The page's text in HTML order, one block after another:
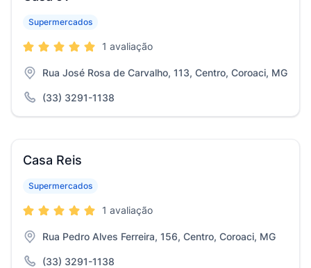
Supermercados
1 avaliação
Rua José Rosa de Carvalho, 113, Centro, Coroaci, MG
(33) 3291-1138
Casa Reis
Supermercados
1 avaliação
Rua Pedro Alves Ferreira, 156, Centro, Coroaci, MG
(33) 3291-1138